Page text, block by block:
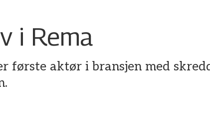
i Rema
første aktør i bransjen med